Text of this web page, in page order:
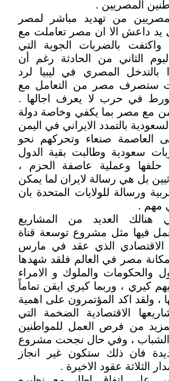
المصريين .
من تهديد مباشر لمصر
يد داعش الا ان مصر تعاملت مع
واكتفت بالضربات الجوية التي
الثاني من الحادثة رغم أن
بالتدخل المصري في ليبيا لرد
ستصرف مصر من التعامل مع
في حرب لا يعرف اجالها .
مع مصر بما يكفي وخاصة دولة
بالتمدد الايراني في اليمن
العاصمة صنعاء وتحركهم نحو
سعودية وطالبت بقية الدول
حلفها وعملية عاصفة الحزم ،
بل هي رسالة لايران لما يمكن
ورسالة للولايات المتحدة بان
مهم .
هنالك العديد من المشاريع
فيها مثل مشروع توسعة قناة
الاقتصادي الذي عقد في مارس
مصر في العالم فلقد شهدها
والحكومات والملوك و الامراء
كيري ، وربما كيري ايقن تماماً
، ولقد اكد المؤتمرون على اهمية
الاقتصادية الضخمة التي
من فرص العمل للمواطنين
الشباب ، وفي حال نجحت مشروع
فان ذلك ستكون غير انجاز
عقود الاخيرة .